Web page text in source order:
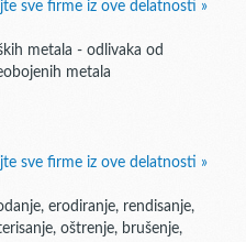
sve firme iz ove delatnosti »
metala - odlivaka od
metala
sve firme iz ove delatnosti »
erodiranje, rendisanje,
oštrenje, brušenje,